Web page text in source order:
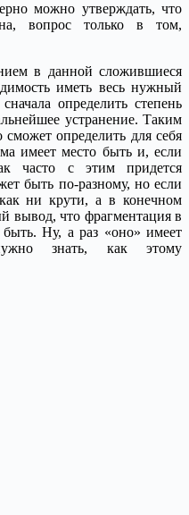
можно утверждать, что
вопрос только в том,
в данной сложившиеся
иметь весь нужный
определить степень
устранение. Таким
определить для себя
имеет место быть и, если
часто с этим придется
быть по-разному, но если
ни крути, а в конечном
вывод, что фрагментация в
Ну, а раз «оно» имеет
знать, как этому